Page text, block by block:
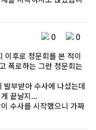
0 0
이후로 청문회를 본 적이
폭로하는 그런 청문회는
부받아 수사에 나섰는데
끝날지...
수사를 시작했으니 가짜